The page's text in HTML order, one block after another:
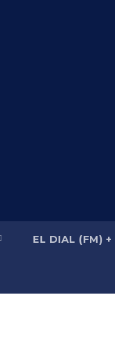
EL DIAL (FM) +